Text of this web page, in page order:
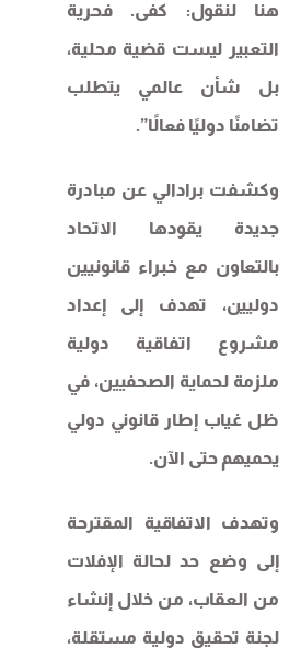
هنا لنقول: كفى. فحرية
التعبير ليست قضية محلية،
بل شأن عالمي يتطلب
تضامنًا دوليًا فعالًا”.
وكشفت برادالي عن مبادرة
جديدة يقودها الاتحاد
بالتعاون مع خبراء قانونيين
دوليين، تهدف إلى إعداد
مشروع اتفاقية دولية
ملزمة لحماية الصحفيين، في
ظل غياب إطار قانوني دولي
يحميهم حتى الآن.
وتهدف الاتفاقية المقترحة
إلى وضع حد لحالة الإفلات
من العقاب، من خلال إنشاء
لجنة تحقيق دولية مستقلة،